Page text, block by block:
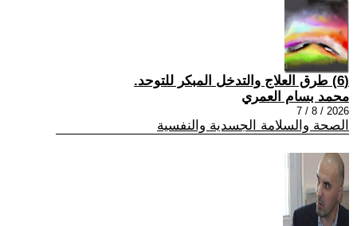
(6) طرق العلاج والتدخل المبكر للتوحد.
محمد بسام العمري
2026 / 8 / 7
الصحة والسلامة الجسدية والنفسية